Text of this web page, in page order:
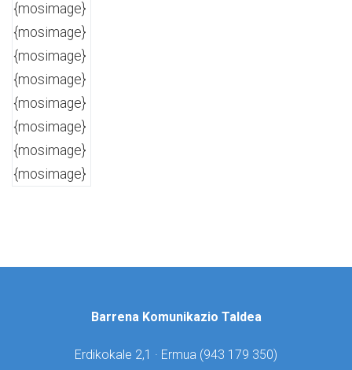
{mosimage}
{mosimage}
{mosimage}
{mosimage}
{mosimage}
{mosimage}
{mosimage}
{mosimage}
Barrena Komunikazio Taldea
Erdikokale 2,1 · Ermua (943 179 350)